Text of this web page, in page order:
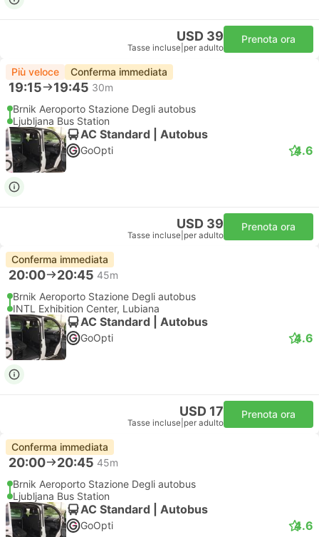
USD 39
Tasse incluse per adulto
Prenota ora
Più veloce Conferma immediata
19:15 19:45 30m
Brnik Aeroporto Stazione Degli autobus
Ljubljana Bus Station
AC Standard | Autobus
GoOpti 4.6
USD 39
Tasse incluse per adulto
Prenota ora
Conferma immediata
20:00 20:45 45m
Brnik Aeroporto Stazione Degli autobus
INTL Exhibition Center, Lubiana
AC Standard | Autobus
GoOpti 4.6
USD 17
Tasse incluse per adulto
Prenota ora
Conferma immediata
20:00 20:45 45m
Brnik Aeroporto Stazione Degli autobus
Ljubljana Bus Station
AC Standard | Autobus
GoOpti 4.6